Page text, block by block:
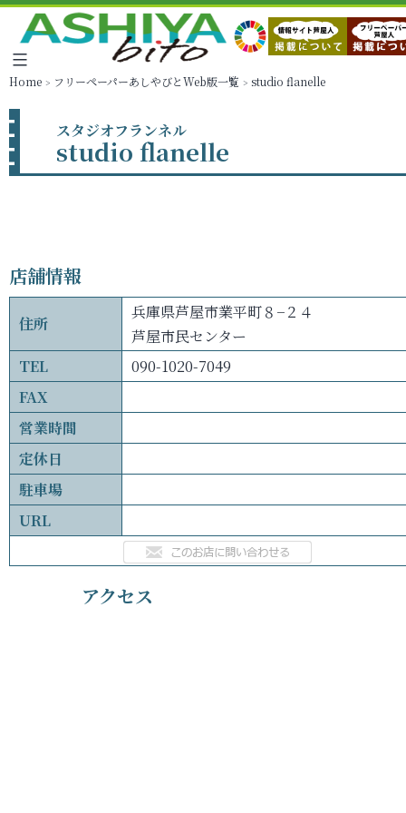
Home フリーペーパーあしやびとWeb版一覧 studio flanelle
スタジオフランネル
studio flanelle
店舗情報
住所
兵庫県芦屋市業平町８−２４
芦屋市民センター
TEL
090-1020-7049
FAX
営業時間
定休日
駐車場
URL
アクセス